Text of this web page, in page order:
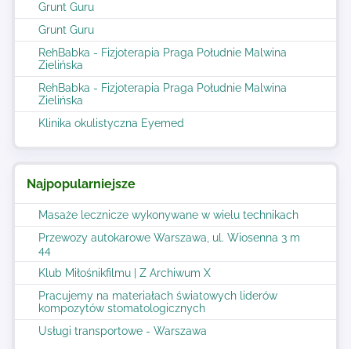
Grunt Guru
Grunt Guru
RehBabka - Fizjoterapia Praga Południe Malwina
Zielińska
RehBabka - Fizjoterapia Praga Południe Malwina
Zielińska
Klinika okulistyczna Eyemed
Najpopularniejsze
Masaże lecznicze wykonywane w wielu technikach
Przewozy autokarowe Warszawa, ul. Wiosenna 3 m
44
Klub Miłośnikfilmu | Z Archiwum X
Pracujemy na materiałach światowych liderów
kompozytów stomatologicznych
Usługi transportowe - Warszawa